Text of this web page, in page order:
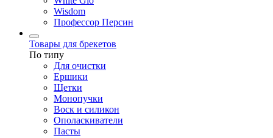
Wisdom
Профессор Персин
Товары для брекетов
По типу
Для очистки
Ершики
Щетки
Монопучки
Воск и силикон
Ополаскиватели
Пасты